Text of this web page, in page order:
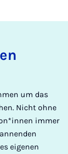
um das
Nicht ohne
immer
eigenen